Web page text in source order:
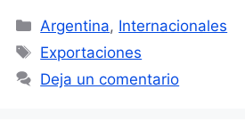
Categorías
Argentina, Internacionales
Etiquetas
Exportaciones
Deja un comentario